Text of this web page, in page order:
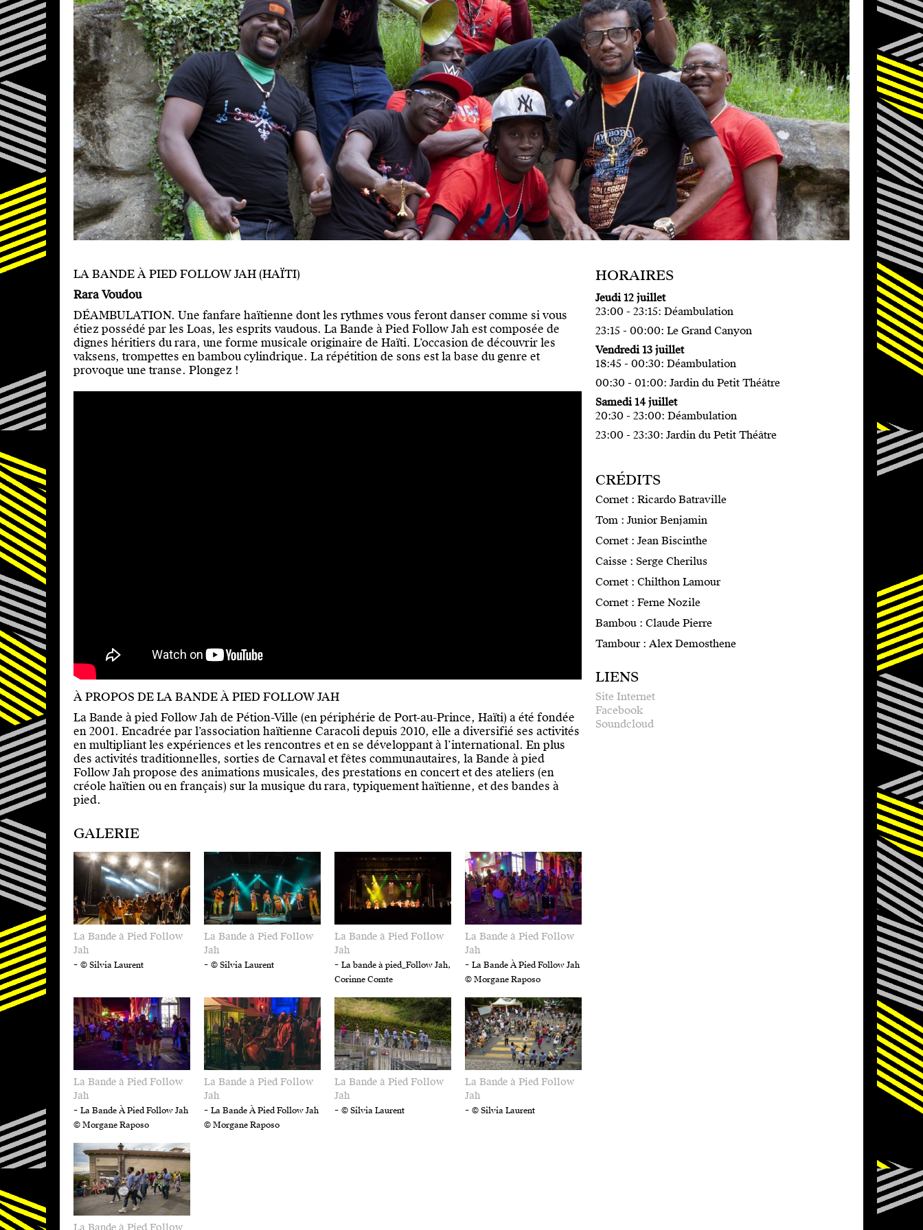
HORAIRES
Jeudi 12 juillet
23:00 - 23:15: Déambulation
23:15 - 00:00: Le Grand Canyon
Vendredi 13 juillet
18:45 - 00:30: Déambulation
00:30 - 01:00: Jardin du Petit Théâtre
Samedi 14 juillet
20:30 - 23:00: Déambulation
23:00 - 23:30: Jardin du Petit Théâtre
LA BANDE À PIED FOLLOW JAH (HAÏTI)
Rara Voudou
DÉAMBULATION. Une fanfare haïtienne dont les rythmes vous feront danser comme si vous
étiez possédé par les Loas, les esprits vaudous. La Bande à Pied Follow Jah est composée de
dignes héritiers du rara, une forme musicale originaire de Haïti. L’occasion de découvrir les
vaksens, trompettes en bambou cylindrique. La répétition de sons est la base du genre et
provoque une transe. Plongez !
À PROPOS DE LA BANDE À PIED FOLLOW JAH
La Bande à pied Follow Jah de Pétion-Ville (en périphérie de Port-au-Prince, Haïti) a été fondée
en 2001. Encadrée par l’association haïtienne Caracoli depuis 2010, elle a diversifié ses activités
en multipliant les expériences et les rencontres et en se développant à l’international. En plus
des activités traditionnelles, sorties de Carnaval et fêtes communautaires, la Bande à pied
Follow Jah propose des animations musicales, des prestations en concert et des ateliers (en
créole haïtien ou en français) sur la musique du rara, typiquement haïtienne, et des bandes à
pied.
GALERIE
La Bande à Pied Follow
Jah
-© Silvia Laurent
La Bande à Pied Follow
Jah
-© Silvia Laurent
La Bande à Pied Follow
Jah
-La bande à pied_Follow Jah,
Corinne Comte
La Bande à Pied Follow
Jah
- La Bande À Pied Follow Jah
© Morgane Raposo
La Bande à Pied Follow
Jah
-La Bande À Pied Follow Jah
© Morgane Raposo
La Bande à Pied Follow
Jah
-La Bande À Pied Follow Jah
© Morgane Raposo
La Bande à Pied Follow
Jah
-© Silvia Laurent
La Bande à Pied Follow
Jah
- © Silvia Laurent
CRÉDITS
Cornet : Ricardo Batraville
Tom : Junior Benjamin
Cornet : Jean Biscinthe
Caisse : Serge Cherilus
Cornet : Chilthon Lamour
Cornet : Ferne Nozile
Bambou : Claude Pierre
Tambour : Alex Demosthene
LIENS
Site Internet
Facebook
Soundcloud